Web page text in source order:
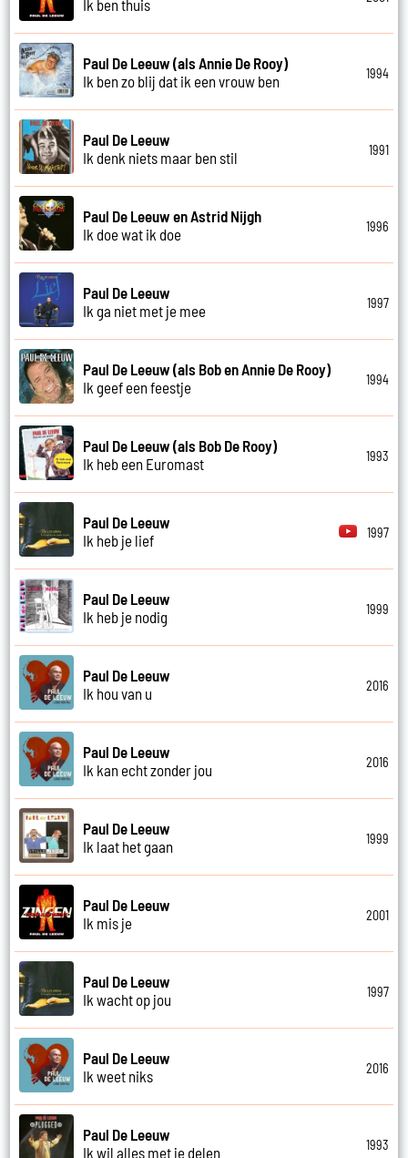
Ik ben thuis
Paul De Leeuw (als Annie De Rooy)
Ik ben zo blij dat ik een vrouw ben
1994
Paul De Leeuw
Ik denk niets maar ben stil
1991
Paul De Leeuw en Astrid Nijgh
Ik doe wat ik doe
1996
Paul De Leeuw
Ik ga niet met je mee
1997
Paul De Leeuw (als Bob en Annie De Rooy)
Ik geef een feestje
1994
Paul De Leeuw (als Bob De Rooy)
Ik heb een Euromast
1993
Paul De Leeuw
Ik heb je lief
1997
Paul De Leeuw
Ik heb je nodig
1999
Paul De Leeuw
Ik hou van u
2016
Paul De Leeuw
Ik kan echt zonder jou
2016
Paul De Leeuw
Ik laat het gaan
1999
Paul De Leeuw
Ik mis je
2001
Paul De Leeuw
Ik wacht op jou
1997
Paul De Leeuw
Ik weet niks
2016
Paul De Leeuw
Ik wil alles met je delen
1993